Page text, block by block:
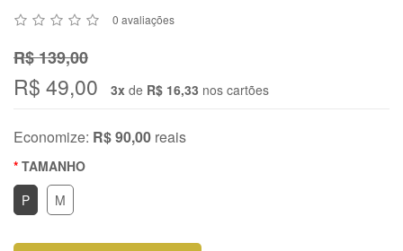
0 avaliações
R$ 139,00
R$ 49,00 3x de R$ 16,33 nos cartões
Economize: R$ 90,00 reais
TAMANHO
P
M